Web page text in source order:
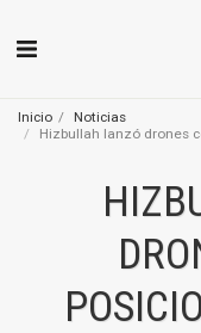
Inicio
Noticias
Hizbullah lanzó drones